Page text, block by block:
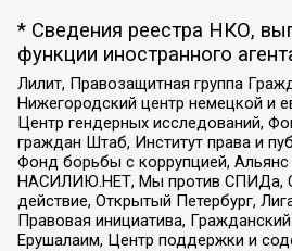
* Сведения реестра НКО,
функции иностранного
Лилит, Правозащитная группа
Нижегородский центр немецкой и
Центр гендерных исследований,
граждан Штаб, Институт права и
Фонд борьбы с коррупцией, Альянс
НАСИЛИЮ.НЕТ, Мы против СПИДа,
действие, Открытый Петербург,
Правовая инициатива,
Ерушалаим, Центр поддержки и